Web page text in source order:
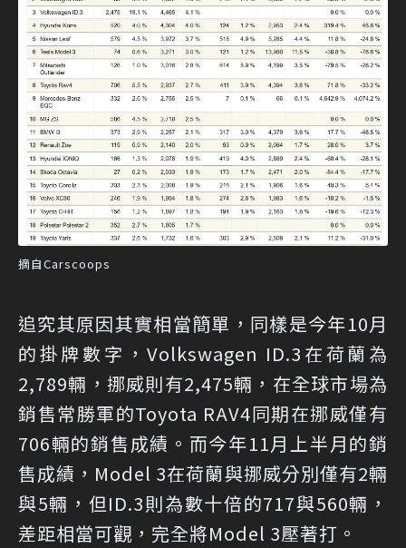
摘自Carscoops
追究其原因其實相當簡單，同樣是今年10月
的掛牌數字，Volkswagen ID.3在荷蘭為
2,789輛，挪威則有2,475輛，在全球市場為
銷售常勝軍的Toyota RAV4同期在挪威僅有
706輛的銷售成績。而今年11月上半月的銷
售成績，Model 3在荷蘭與挪威分別僅有2輛
與5輛，但ID.3則為數十倍的717與560輛，
差距相當可觀，完全將Model 3壓著打。